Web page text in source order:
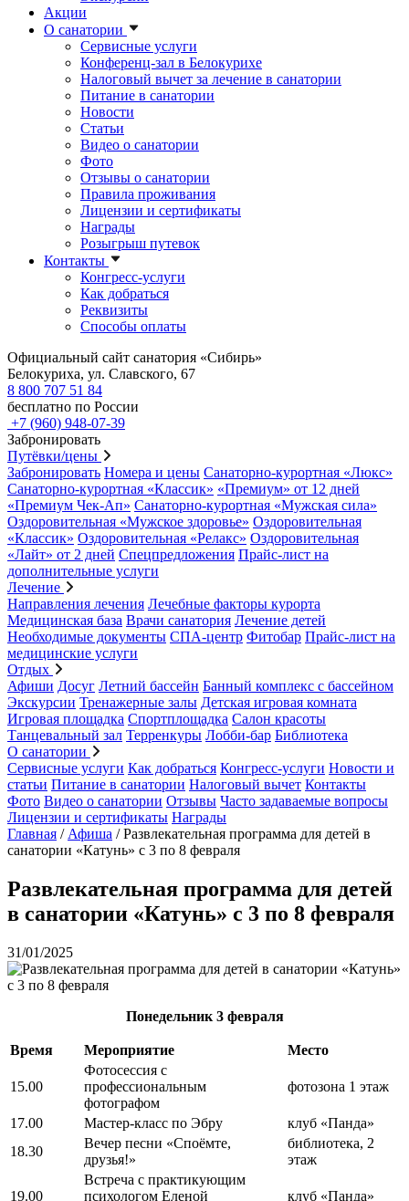
Акции
О санатории
Сервисные услуги
Конференц-зал в Белокурихе
Налоговый вычет за лечение в санатории
Питание в санатории
Новости
Статьи
Видео о санатории
Фото
Отзывы о санатории
Правила проживания
Лицензии и сертификаты
Награды
Розыгрыш путевок
Контакты
Конгресс-услуги
Как добраться
Реквизиты
Способы оплаты
Официальный сайт санатория «Сибирь»
Белокуриха, ул. Славского, 67
8 800 707 51 84
бесплатно по России
+7 (960) 948-07-39
Забронировать
Путёвки/цены
Забронировать Номера и цены Санаторно-курортная «Люкс»
Санаторно-курортная «Классик» «Премиум» от 12 дней
«Премиум Чек-Ап» Санаторно-курортная «Мужская сила»
Оздоровительная «Мужское здоровье» Оздоровительная
«Классик» Оздоровительная «Релакс» Оздоровительная
«Лайт» от 2 дней Спецпредложения Прайс-лист на
дополнительные услуги
Лечение
Направления лечения Лечебные факторы курорта
Медицинская база Врачи санатория Лечение детей
Необходимые документы СПА-центр Фитобар Прайс-лист на
медицинские услуги
Отдых
Афиши Досуг Летний бассейн Банный комплекс с бассейном
Экскурсии Тренажерные залы Детская игровая комната
Игровая площадка Спортплощадка Салон красоты
Танцевальный зал Терренкуры Лобби-бар Библиотека
О санатории
Сервисные услуги Как добраться Конгресс-услуги Новости и
статьи Питание в санатории Налоговый вычет Контакты
Фото Видео о санатории Отзывы Часто задаваемые вопросы
Лицензии и сертификаты Награды
Главная / Афиша /Развлекательная программа для детей в
санатории «Катунь» с 3 по 8 февраля
Развлекательная программа для детей
в санатории «Катунь» с 3 по 8 февраля
31/01/2025
Понедельник 3 февраля
Время Мероприятие Место
15.00
Фотосессия с
профессиональным
фотографом
фотозона 1 этаж
17.00 Мастер-класс по Эбру
клуб «Панда»
18.30
Вечер песни «Споёмте,
друзья!»
библиотека, 2
этаж
19.00
Встреча с практикующим
психологом Еленой
клуб «Панда»